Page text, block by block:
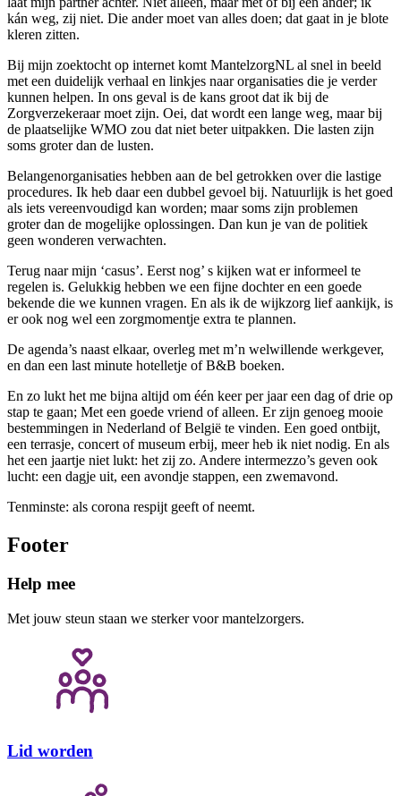
kán weg, zij niet. Die ander moet van alles doen; dat gaat in je blote
kleren zitten.
Bij mijn zoektocht op internet komt MantelzorgNL al snel in beeld
met een duidelijk verhaal en linkjes naar organisaties die je verder
kunnen helpen. In ons geval is de kans groot dat ik bij de
Zorgverzekeraar moet zijn. Oei, dat wordt een lange weg, maar bij
de plaatselijke WMO zou dat niet beter uitpakken. Die lasten zijn
soms groter dan de lusten.
Belangenorganisaties hebben aan de bel getrokken over die lastige
procedures. Ik heb daar een dubbel gevoel bij. Natuurlijk is het goed
als iets vereenvoudigd kan worden; maar soms zijn problemen
groter dan de mogelijke oplossingen. Dan kun je van de politiek
geen wonderen verwachten.
Terug naar mijn ‘casus’. Eerst nog’ s kijken wat er informeel te
regelen is. Gelukkig hebben we een fijne dochter en een goede
bekende die we kunnen vragen. En als ik de wijkzorg lief aankijk, is
er ook nog wel een zorgmomentje extra te plannen.
De agenda’s naast elkaar, overleg met m’n welwillende werkgever,
en dan een last minute hotelletje of B&B boeken.
En zo lukt het me bijna altijd om één keer per jaar een dag of drie op
stap te gaan; Met een goede vriend of alleen. Er zijn genoeg mooie
bestemmingen in Nederland of België te vinden. Een goed ontbijt,
een terrasje, concert of museum erbij, meer heb ik niet nodig. En als
het een jaartje niet lukt: het zij zo. Andere intermezzo’s geven ook
lucht: een dagje uit, een avondje stappen, een zwemavond.
Tenminste: als corona respijt geeft of neemt.
Footer
Help mee
Met jouw steun staan we sterker voor mantelzorgers.
Lid worden